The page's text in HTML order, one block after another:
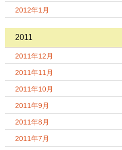
2012年1月
2011
2011年12月
2011年11月
2011年10月
2011年9月
2011年8月
2011年7月